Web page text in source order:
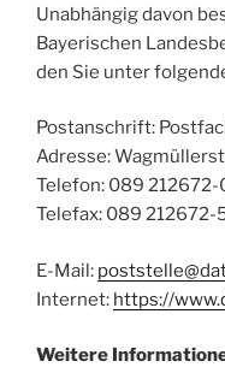
Unabhängig davon
Bayerischen
den Sie unter
Postanschrift:
Adresse:
Telefon: 089 212672-
Telefax: 089 212672-
E-Mail:
Internet: https://
Weitere